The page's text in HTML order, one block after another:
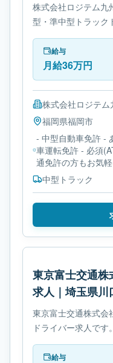
株式会社ロジテム九
型・準中型トラック
中型トラックです
免許は- 中型自動車
給与
月給36万円
株式会社ロジテム
福岡県福岡市
- 中型自動車免許 -
車運転免許 - 必須
通免許の方もお気
中型トラック
東京富士交通
求人｜埼玉県川
東京富士交通株式会
ドライバー求人で
は- 大型自動車第二
給与